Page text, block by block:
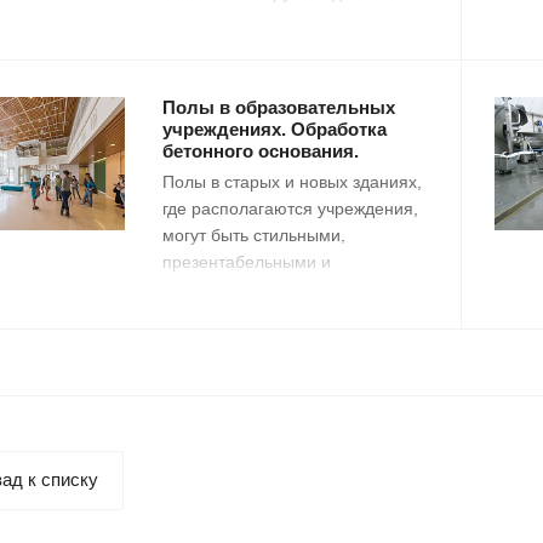
этих помещениях достаточно
продолжительное время.
Полы в образовательных
учреждениях. Обработка
бетонного основания.
Полы в старых и новых зданиях,
где располагаются учреждения,
могут быть стильными,
презентабельными и
к списку